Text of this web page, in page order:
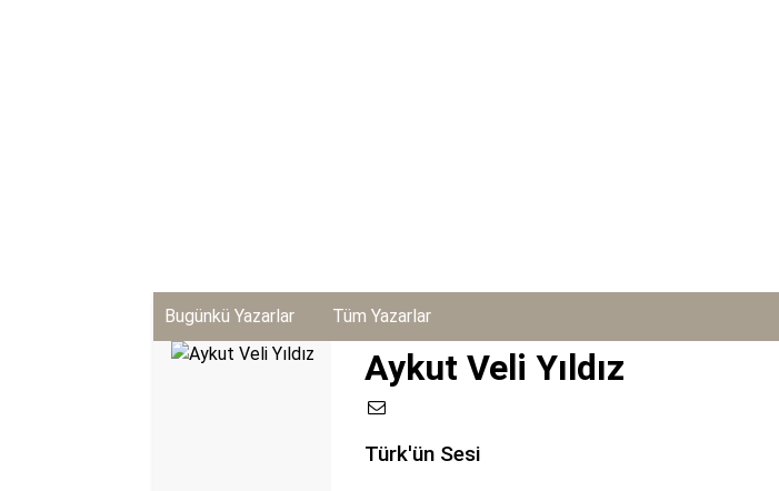
Bugünkü Yazarlar Tüm Yazarlar
Aykut Veli Yıldız
Türk'ün Sesi